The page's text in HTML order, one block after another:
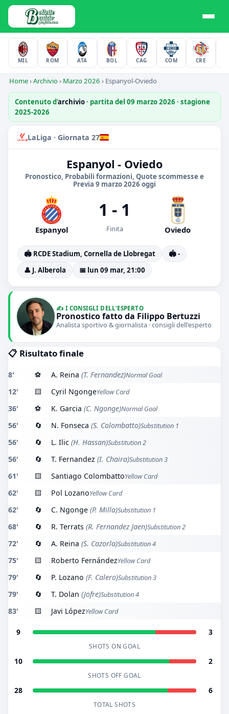
MIL ROM ATA BOL CAG COM CRE
Home›Archivio› Marzo 2026 › Espanyol-Oviedo
Contenuto d'archivio· partita del 09 marzo 2026 · stagione
2025-2026
LaLiga · Giornata 27
Espanyol - Oviedo
Pronostico, Probabili formazioni, Quote scommesse e
Previa 9 marzo 2026 oggi
Espanyol
1 - 1
Finita Oviedo
🏟️ RCDE Stadium, Cornella de Llobregat
🏟️ -
👤 J. Alberola
📅 lun 09 mar, 21:00
✍️ I CONSIGLI DELL'ESPERTO
Pronostico fatto da Filippo Bertuzzi
Analista sportivo & giornalista · consigli dell'esperto
📋 Risultato finale
8' ⚽ A. Reina (T. Fernandez)Normal Goal
12' 🟨 Cyril NgongeYellow Card
36' ⚽ K. Garcia (C. Ngonge)Normal Goal
56' 🔄 N. Fonseca (S. Colombatto)Substitution 1
56' 🔄 L. Ilic (H. Hassan)Substitution 2
56' 🔄 T. Fernandez (I. Chaira)Substitution 3
61' 🟨 Santiago ColombattoYellow Card
62' 🟨 Pol LozanoYellow Card
62' 🔄 C. Ngonge (P. Milla)Substitution 1
68' 🔄 R. Terrats (R. Fernandez Jaen)Substitution 2
72' 🔄 A. Reina (S. Cazorla)Substitution 4
75' 🟨 Roberto FernándezYellow Card
79' 🔄 P. Lozano (F. Calero)Substitution 3
79' 🔄 T. Dolan (Jofre)Substitution 4
83' 🟨 Javi LópezYellow Card
9 3
SHOTS ON GOAL
10 2
SHOTS OFF GOAL
28 6
TOTAL SHOTS